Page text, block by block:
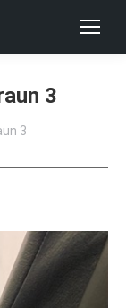
3
3